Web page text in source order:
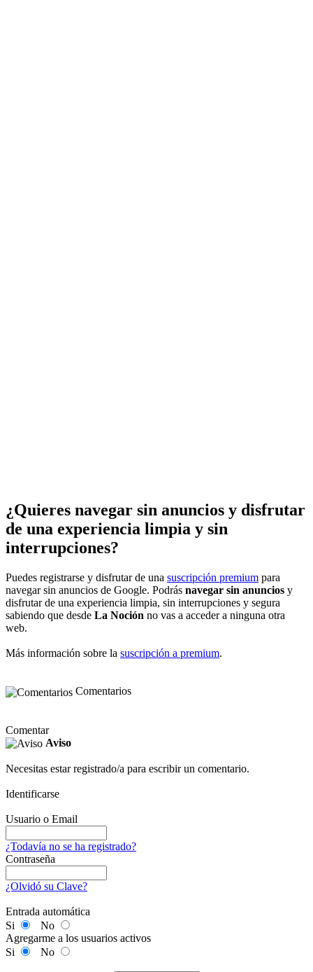
¿Quieres navegar sin anuncios y disfrutar
de una experiencia limpia y sin
interrupciones?
Puedes registrarse y disfrutar de una suscripción premium para
navegar sin anuncios de Google. Podrás navegar sin anuncios y
disfrutar de una experiencia limpia, sin interrupciones y segura
sabiendo que desde La Noción no vas a acceder a ninguna otra
web.
Más información sobre la suscripción a premium.
Comentarios
Comentar
Aviso
Necesitas estar registrado/a para escribir un comentario.
Identificarse
Usuario o Email
¿Todavía no se ha registrado?
Contraseña
¿Olvidó su Clave?
Entrada automática
Si
No
Agregarme a los usuarios activos
Si
No